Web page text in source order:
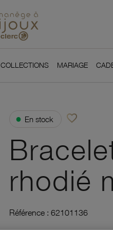
COLLECTIONS MARIAGE
● En stock favorite_borderAjouter à vos
rhodié
Référence : 62101136